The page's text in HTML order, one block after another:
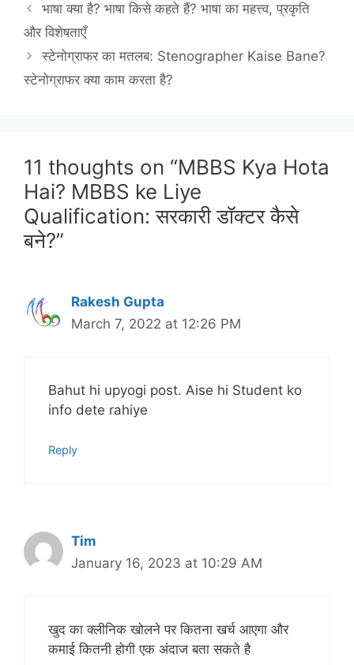
भाषा क्या है? भाषा किसे कहते हैं? भाषा का महत्त्व, प्रकृति
और विशेषताएँ
स्टेनोग्राफर का मतलब: Stenographer Kaise Bane?
स्टेनोग्राफर क्या काम करता है?
11 thoughts on “MBBS Kya Hota
Hai? MBBS ke Liye
Qualification: सरकारी डॉक्टर कैसे
बने?”
Rakesh Gupta
March 7, 2022 at 12:26 PM
Bahut hi upyogi post. Aise hi Student ko
info dete rahiye
Reply
Tim
January 16, 2023 at 10:29 AM
खुद का क्लीनिक खोलने पर कितना खर्च आएगा और
कमाई कितनी होगी एक अंदाज बता सकते है